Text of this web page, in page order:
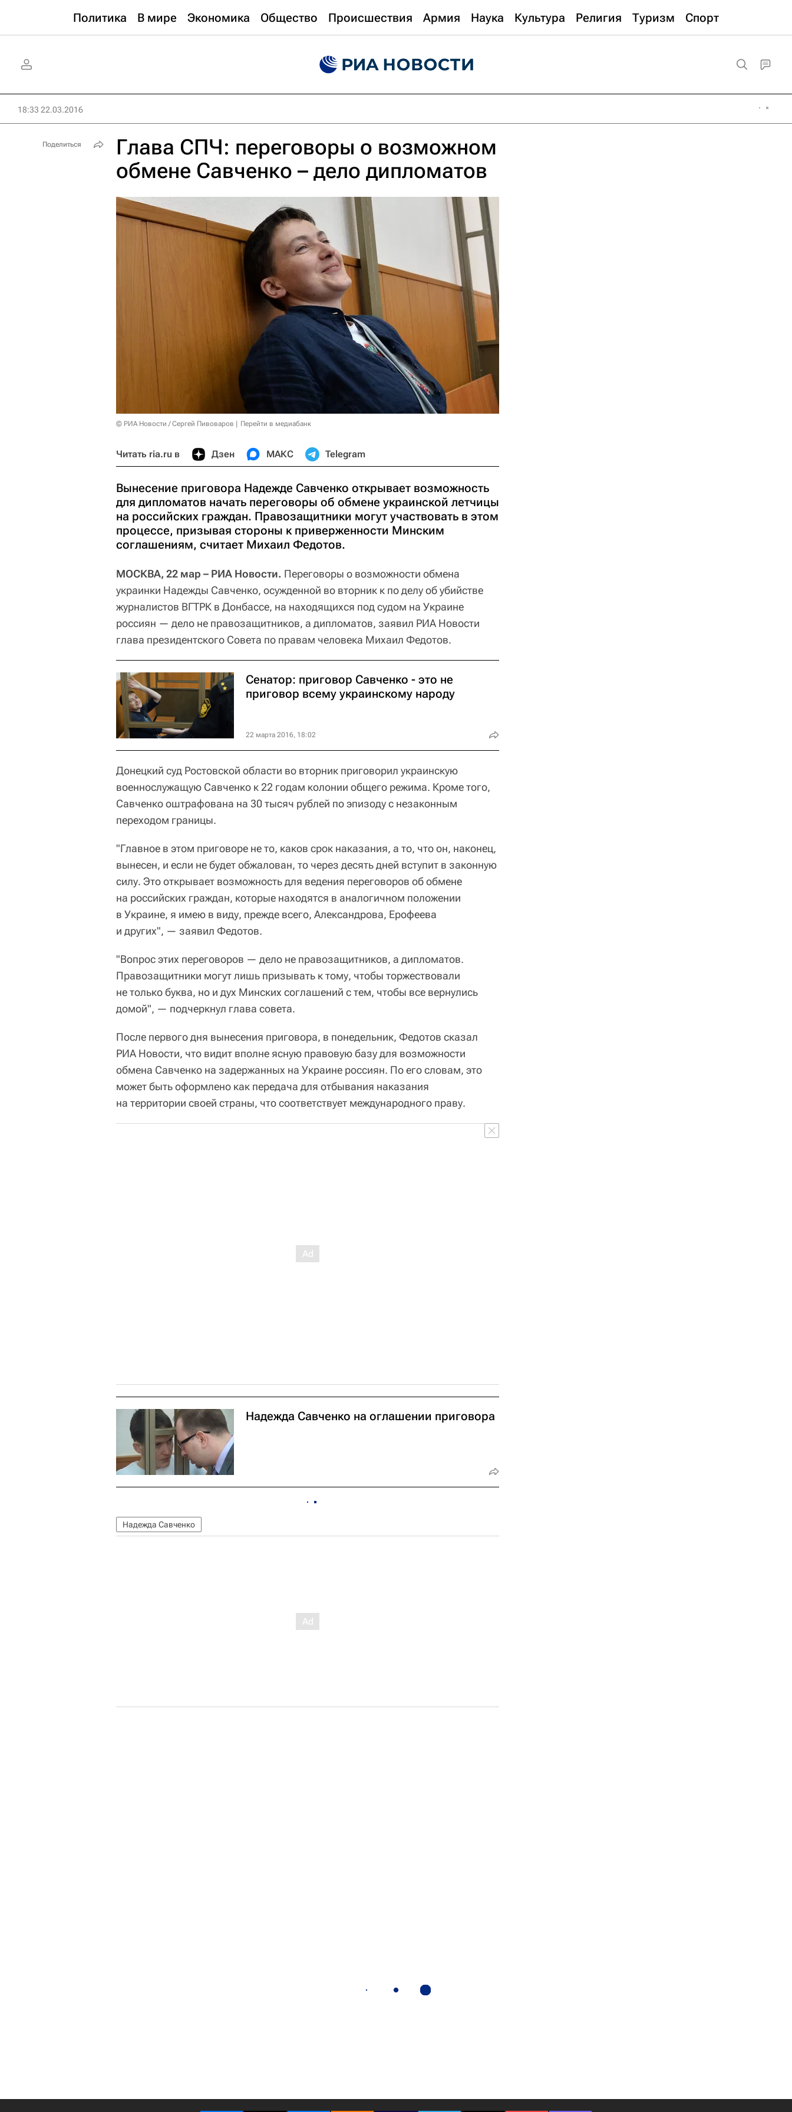
Политика В мире Экономика Общество Происшествия Армия Наука Культура Религия Туризм Спорт
18:33 22.03.2016
Глава СПЧ: переговоры о возможном
обмене Савченко – дело дипломатов
© РИА Новости / Сергей Пивоваров Перейти в медиабанк
Читать ria.ru в Дзен МАКС Telegram
Вынесение приговора Надежде Савченко открывает возможность
для дипломатов начать переговоры об обмене украинской летчицы
на российских граждан. Правозащитники могут участвовать в этом
процессе, призывая стороны к приверженности Минским
соглашениям, считает Михаил Федотов.
МОСКВА, 22 мар – РИА Новости. Переговоры о возможности обмена
украинки Надежды Савченко, осужденной во вторник к по делу об убийстве
журналистов ВГТРК в Донбассе, на находящихся под судом на Украине
россиян — дело не правозащитников, а дипломатов, заявил РИА Новости
глава президентского Совета по правам человека Михаил Федотов.
Сенатор: приговор Савченко - это не
приговор всему украинскому народу
22 марта 2016, 18:02
Донецкий суд Ростовской области во вторник приговорил украинскую
военнослужащую Савченко к 22 годам колонии общего режима. Кроме того,
Савченко оштрафована на 30 тысяч рублей по эпизоду с незаконным
переходом границы.
"Главное в этом приговоре не то, каков срок наказания, а то, что он, наконец,
вынесен, и если не будет обжалован, то через десять дней вступит в законную
силу. Это открывает возможность для ведения переговоров об обмене
на российских граждан, которые находятся в аналогичном положении
в Украине, я имею в виду, прежде всего, Александрова, Ерофеева
и других", — заявил Федотов.
"Вопрос этих переговоров — дело не правозащитников, а дипломатов.
Правозащитники могут лишь призывать к тому, чтобы торжествовали
не только буква, но и дух Минских соглашений с тем, чтобы все вернулись
домой", — подчеркнул глава совета.
После первого дня вынесения приговора, в понедельник, Федотов сказал
РИА Новости, что видит вполне ясную правовую базу для возможности
обмена Савченко на задержанных на Украине россиян. По его словам, это
может быть оформлено как передача для отбывания наказания
на территории своей страны, что соответствует международного праву.
Надежда Савченко на оглашении приговора
Надежда Савченко
Поделиться